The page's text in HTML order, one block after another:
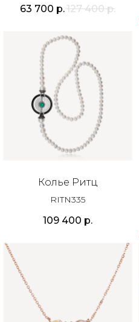
63 700 р.127 400 р.
Колье Ритц
RITN335
109 400 р.